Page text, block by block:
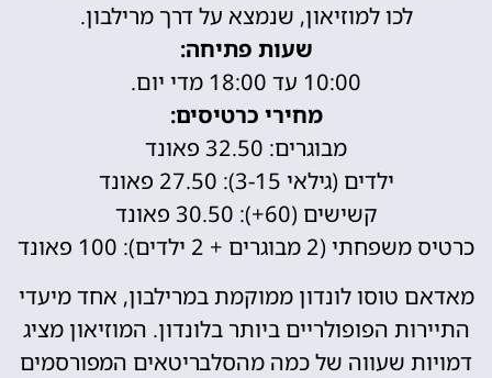
לכו למוזיאון, שנמצא על דרך מרילבון.
שעות פתיחה:
10:00 עד 18:00 מדי יום.
מחירי כרטיסים:
מבוגרים: 32.50 פאונד
ילדים (גילאי 3-15): 27.50 פאונד
קשישים (60+): 30.50 פאונד
כרטיס משפחתי (2 מבוגרים + 2 ילדים): 100 פאונד
מאדאם טוסו לונדון ממוקמת במרילבון, אחד מיעדי
התיירות הפופולריים ביותר בלונדון. המוזיאון מציג
דמויות שעווה של כמה מהסלבריטאים המפורסמים